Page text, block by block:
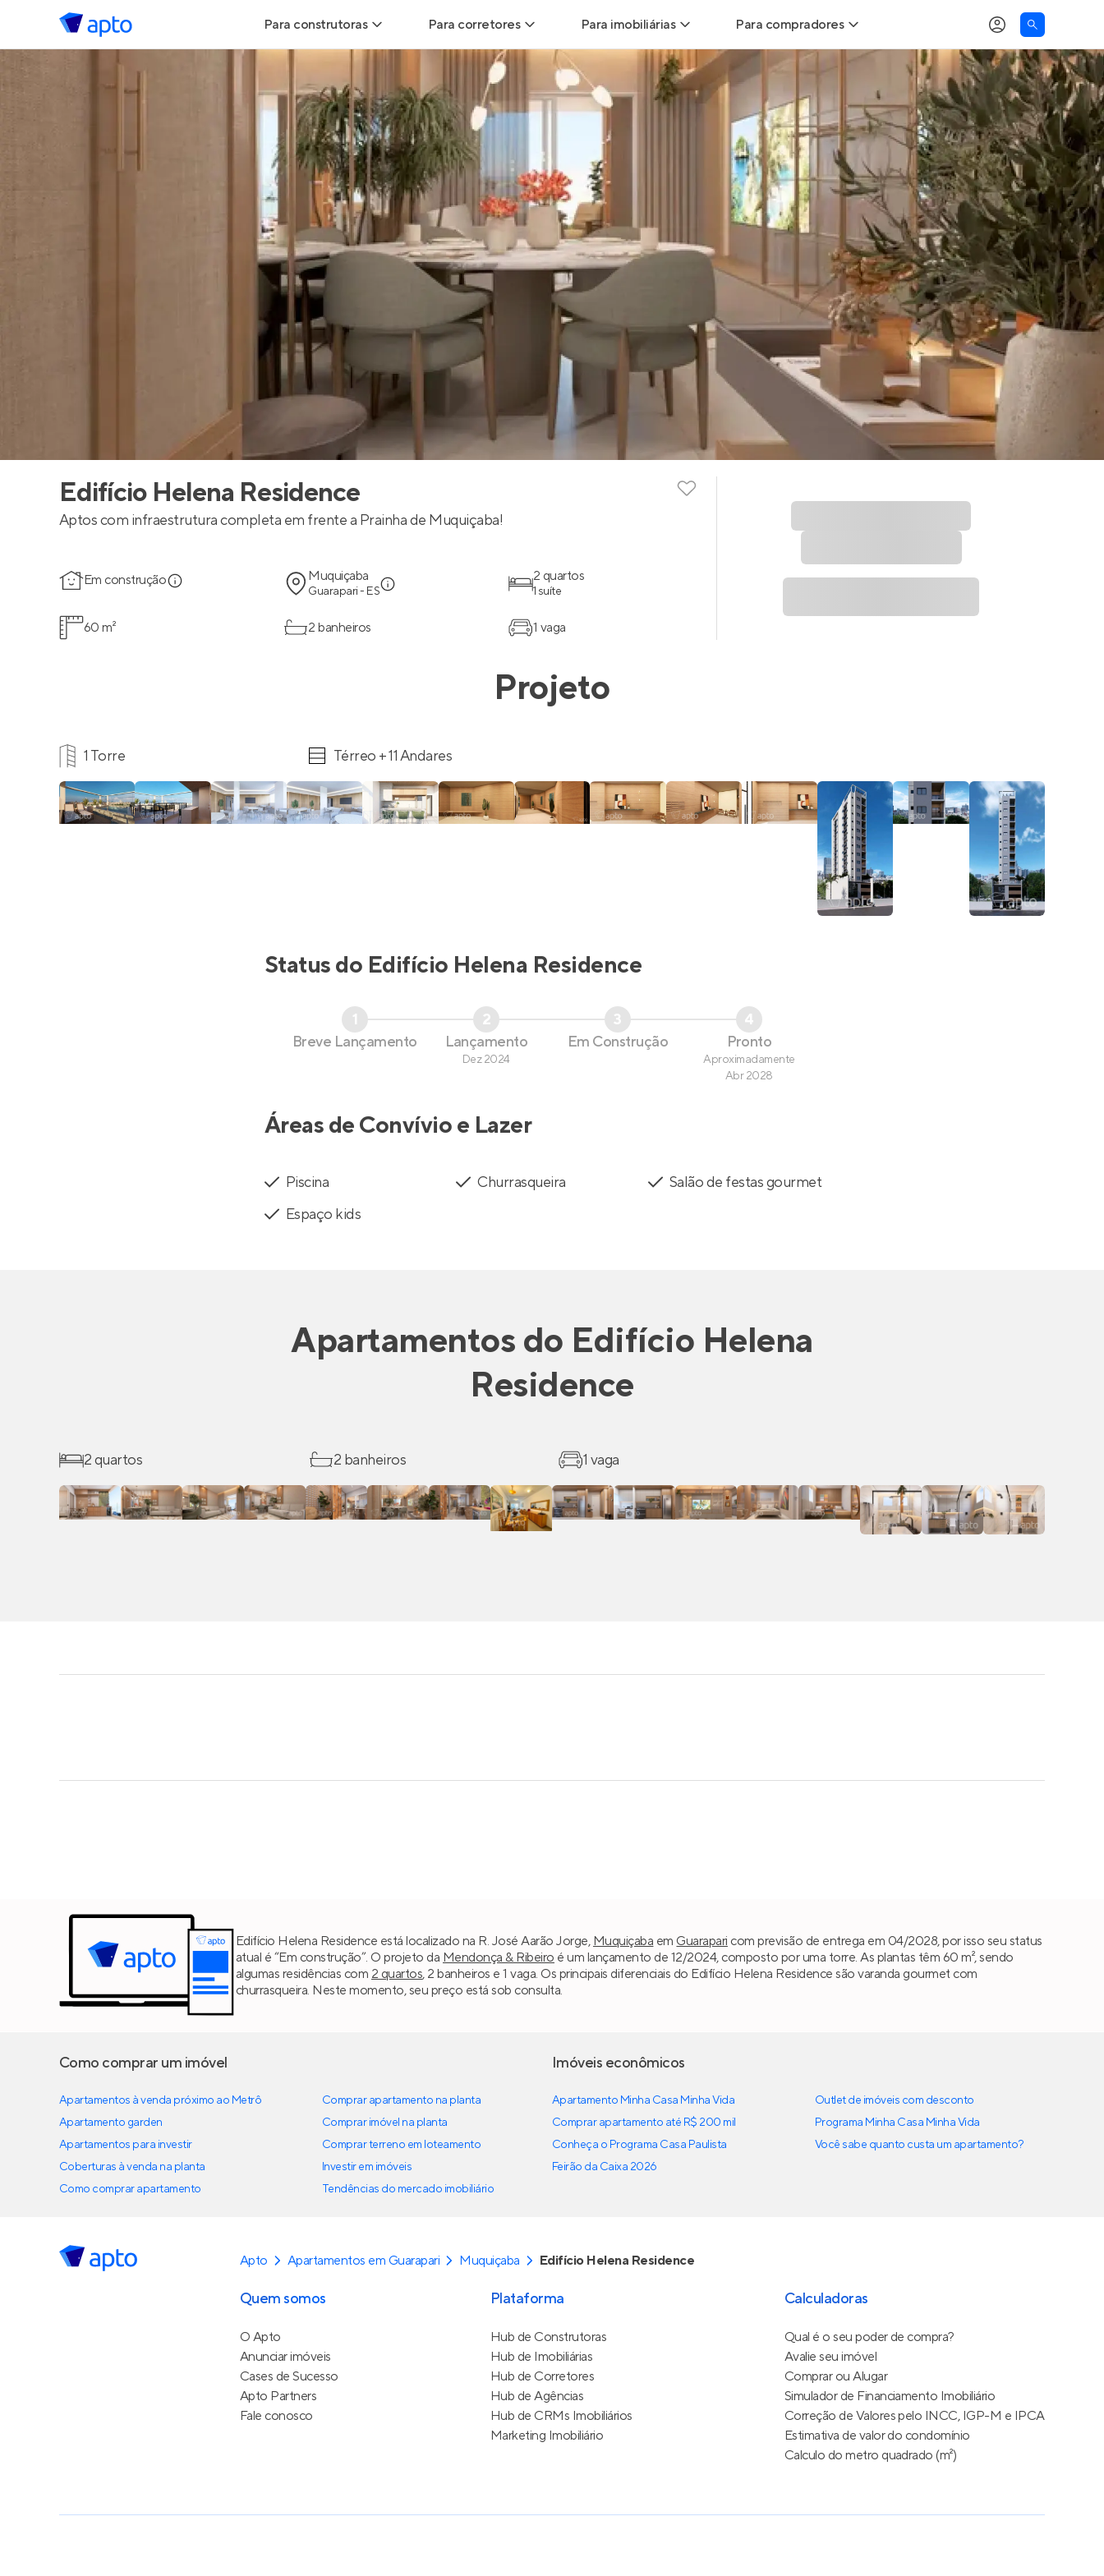
Para construtoras
Geração de Leads
Geração de Visitas
Geração de Vendas
Maiores Construtoras
Parcerias Imobiliárias
Anunciar Imóveis
Para corretores
Leads para Corretores
Corretor+
Parcerias imobiliárias
Hub de Corretores
Perfil Verificado
Anunciar imóveis
Para imobiliárias
Leads para Imobiliárias
Anunciar imóveis
Para compradores
Buscar um imóvel novo
Calcule seu Poder de Compra
Comprar x Alugar
Correção do INCC
Simulador de Financiamento
Encontre um corretor
Edifício Helena Residence
Aptos com infraestrutura completa em frente a Prainha de Muquiçaba!
Em construção Muquiçaba
Guarapari - ES
2 quartos
1 suíte
60 m² 2 banheiros 1 vaga
Projeto
1 Torre Térreo + 11 Andares
Status do Edifício Helena Residence
1
Breve Lançamento
2
Lançamento
Dez 2024
3
Em Construção
4
Pronto
Aproximadamente
Abr 2028
Áreas de Convívio e Lazer
Piscina Churrasqueira
Salão de festas gourmet
Espaço kids
Apartamentos do Edifício Helena
Residence
2 quartos 2 banheiros 1 vaga
Edifício Helena Residence está localizado na R. José Aarão Jorge, Muquiçaba em Guarapari com previsão de entrega em 04/2028, por isso seu status
atual é “Em construção”. O projeto da Mendonça & Ribeiro é um lançamento de 12/2024, composto por uma torre. As plantas têm 60 m², sendo
algumas residências com 2 quartos, 2 banheiros e 1 vaga. Os principais diferenciais do Edifício Helena Residence são varanda gourmet com
churrasqueira. Neste momento, seu preço está sob consulta.
Como comprar um imóvel
Apartamentos à venda próximo ao Metrô
Apartamento garden
Apartamentos para investir
Coberturas à venda na planta
Como comprar apartamento
Comprar apartamento na planta
Comprar imóvel na planta
Comprar terreno em loteamento
Investir em imóveis
Tendências do mercado imobiliário
Imóveis econômicos
Apartamento Minha Casa Minha Vida
Comprar apartamento até R$ 200 mil
Conheça o Programa Casa Paulista
Feirão da Caixa 2026
Outlet de imóveis com desconto
Programa Minha Casa Minha Vida
Você sabe quanto custa um apartamento?
Apto Apartamentos em Guarapari Muquiçaba Edifício Helena Residence
Quem somos
O Apto
Anunciar imóveis
Cases de Sucesso
Apto Partners
Fale conosco
Plataforma
Hub de Construtoras
Hub de Imobiliárias
Hub de Corretores
Hub de Agências
Hub de CRMs Imobiliários
Marketing Imobiliário
Calculadoras
Qual é o seu poder de compra?
Avalie seu imóvel
Comprar ou Alugar
Simulador de Financiamento Imobiliário
Correção de Valores pelo INCC, IGP-M e IPCA
Estimativa de valor do condomínio
Calculo do metro quadrado (m²)